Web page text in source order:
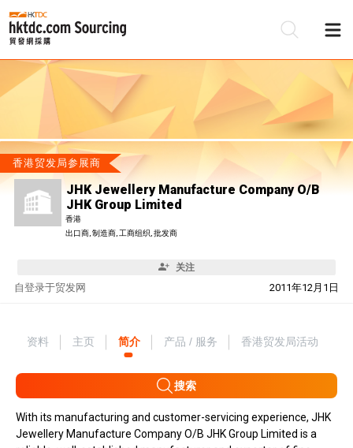
香港贸发局参展商
JHK Jewellery Manufacture Company O/B
JHK Group Limited
香港
出口商, 制造商, 工商组织, 批发商
关注
自 2011年12月1日
登录于贸发网
资料 主页 简介 产品 / 服务 香港贸发局活动
搜索
With its manufacturing and customer-servicing experience, JHK
Jewellery Manufacture Company O/B JHK Group Limited is a